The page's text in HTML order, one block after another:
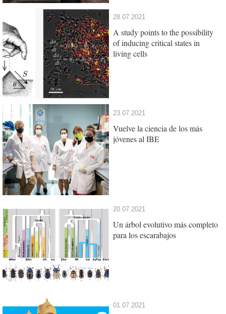
28.07.2021
A study points to the possibility
of inducing critical states in
living cells
23.07.2021
Vuelve la ciencia de los más
jóvenes al IBE
20.07.2021
Un árbol evolutivo más completo
para los escarabajos
01.07.2021